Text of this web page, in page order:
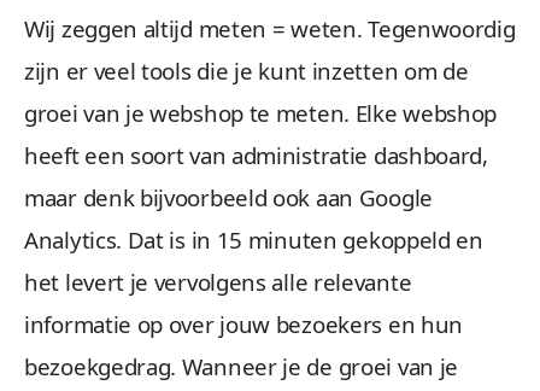
Wij zeggen altijd meten = weten. Tegenwoordig
zijn er veel tools die je kunt inzetten om de
groei van je webshop te meten. Elke webshop
heeft een soort van administratie dashboard,
maar denk bijvoorbeeld ook aan Google
Analytics. Dat is in 15 minuten gekoppeld en
het levert je vervolgens alle relevante
informatie op over jouw bezoekers en hun
bezoekgedrag. Wanneer je de groei van je